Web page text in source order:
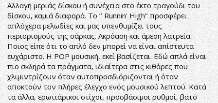
Αλλαγή μεριάς δίσκου ή συνέχεια στο έκτο τραγούδι του
δίσκου, καμιά διαφορά. Το ‘’ Runnin' High’’ προσφέρει
απλόχερα μελωδίες και μας υπενθυμίζει τους
περιορισμούς της σάρκας. Ακρόαση και άμεση λατρεία.
Ποιος είπε ότι το απλό δεν μπορεί να είναι απίστευτα
ευχάριστο. Η POP μουσική, εκεί βασίζεται. Εδώ απλά είναι
πιο σκληρά τα πράγματα, ιδιαίτερα στις κιθάρες που
χλιμιντρίζουν όταν αυτοπροσδιόριζονται ή όταν
αποκτούν τον πλήρες έλεγχο ενός μουσικού λεπτού. Κατά
τα άλλα, ερωτιάρικοι στίχοι, προσβάσιμοι ρυθμοί, βατό